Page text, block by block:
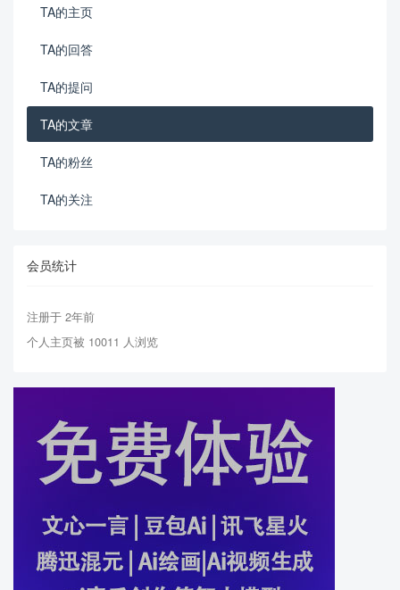
TA的主页
TA的回答
TA的提问
TA的文章
TA的粉丝
TA的关注
会员统计
注册于 2年前
个人主页被 10011 人浏览